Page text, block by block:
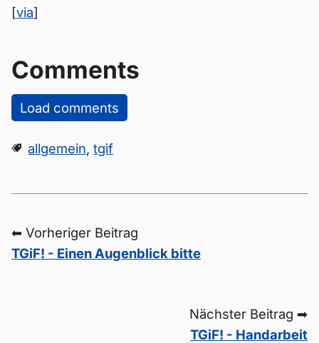
[via]
Comments
Load comments
allgemein,tgif
⬅ Vorheriger Beitrag
TGiF! - Einen Augenblick bitte
Nächster Beitrag ➡
TGiF! - Handarbeit